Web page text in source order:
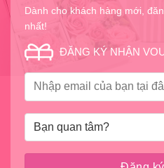
Dành cho khách hàng mới,
nhất!
ĐĂNG KÝ NHẬN